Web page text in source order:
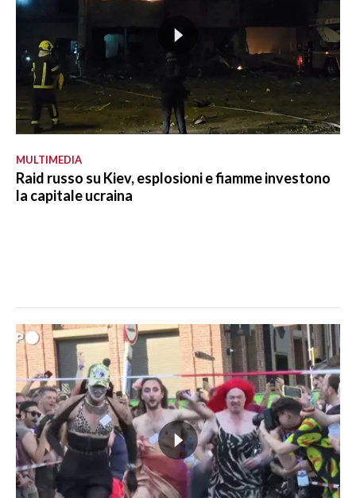
MULTIMEDIA
Raid russo su Kiev, esplosioni e fiamme investono
la capitale ucraina